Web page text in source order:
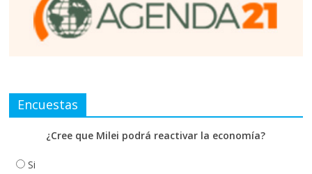
Encuestas
¿Cree que Milei podrá reactivar la economía?
Si